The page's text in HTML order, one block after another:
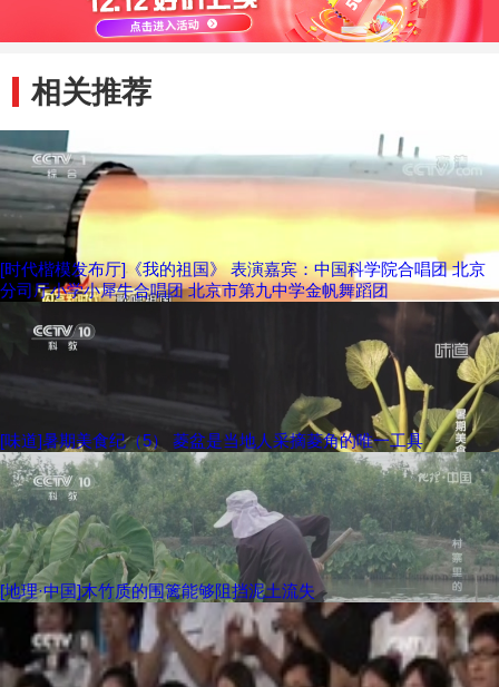
相关推荐
[时代楷模发布厅]《我的祖国》 表演嘉宾：中国科学院合唱团 北京
分司厅小学小犀牛合唱团 北京市第九中学金帆舞蹈团
[味道]暑期美食纪（5） 菱盆是当地人采摘菱角的唯一工具
[地理·中国]木竹质的围篱能够阻挡泥土流失